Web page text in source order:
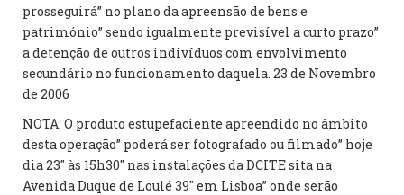
prosseguirá” no plano da apreensão de bens e
património” sendo igualmente previsível a curto prazo”
a detenção de outros indivíduos com envolvimento
secundário no funcionamento daquela. 23 de Novembro
de 2006
NOTA: O produto estupefaciente apreendido no âmbito
desta operação” poderá ser fotografado ou filmado” hoje
dia 23″ às 15h30″ nas instalações da DCITE sita na
Avenida Duque de Loulé 39″ em Lisboa” onde serão